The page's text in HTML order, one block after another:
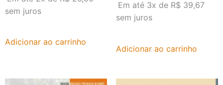
sem juros
Adicionar ao carrinho
Em até 3x de R$ 39,67
sem juros
Adicionar ao carrinho